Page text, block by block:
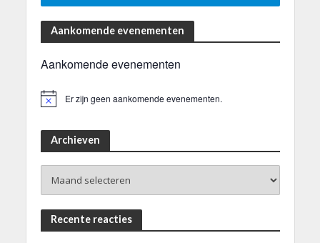
Aankomende evenementen
Aankomende evenementen
Er zijn geen aankomende evenementen.
Archieven
Recente reacties